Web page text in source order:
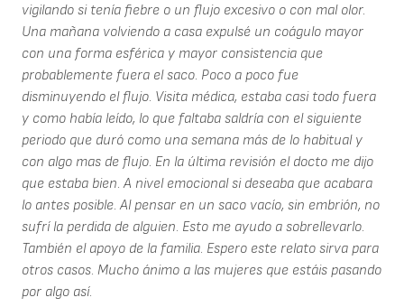
vigilando si tenía fiebre o un flujo excesivo o con mal olor.
Una mañana volviendo a casa expulsé un coágulo mayor
con una forma esférica y mayor consistencia que
probablemente fuera el saco. Poco a poco fue
disminuyendo el flujo. Visita médica, estaba casi todo fuera
y como había leído, lo que faltaba saldría con el siguiente
periodo que duró como una semana más de lo habitual y
con algo mas de flujo. En la última revisión el docto me dijo
que estaba bien. A nivel emocional si deseaba que acabara
lo antes posible. Al pensar en un saco vacío, sin embrión, no
sufrí la perdida de alguien. Esto me ayudo a sobrellevarlo.
También el apoyo de la familia. Espero este relato sirva para
otros casos. Mucho ánimo a las mujeres que estáis pasando
por algo así.